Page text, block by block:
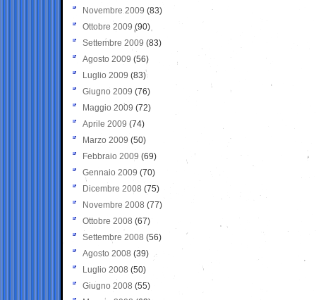
Novembre 2009 (83)
Ottobre 2009 (90)
Settembre 2009 (83)
Agosto 2009 (56)
Luglio 2009 (83)
Giugno 2009 (76)
Maggio 2009 (72)
Aprile 2009 (74)
Marzo 2009 (50)
Febbraio 2009 (69)
Gennaio 2009 (70)
Dicembre 2008 (75)
Novembre 2008 (77)
Ottobre 2008 (67)
Settembre 2008 (56)
Agosto 2008 (39)
Luglio 2008 (50)
Giugno 2008 (55)